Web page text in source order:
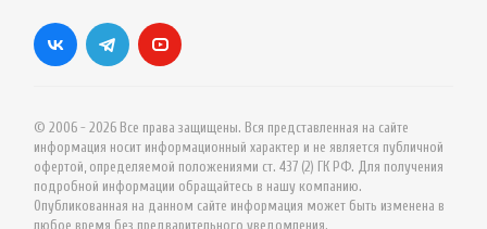
© 2006 - 2026 Все права защищены. Вся представленная на сайте
информация носит информационный характер и не является публичной
офертой, определяемой положениями ст. 437 (2) ГК РФ. Для получения
подробной информации обращайтесь в нашу компанию.
Опубликованная на данном сайте информация может быть изменена в
любое время без предварительного уведомления.